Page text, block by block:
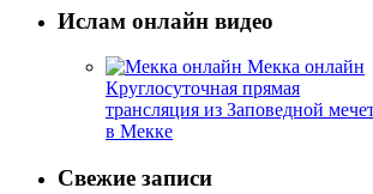
Ислам онлайн видео
Мекка онлайн
Круглосуточная прямая
трансляция из Заповедной
в Мекке
Свежие записи